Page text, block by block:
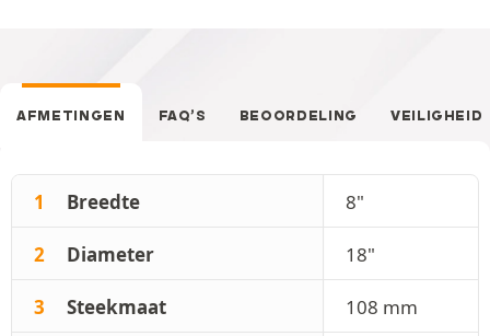
AFMETINGEN FAQ’S BEOORDELING VEILIGHEID
1 Breedte 8"
2 Diameter 18"
3 Steekmaat 108 mm